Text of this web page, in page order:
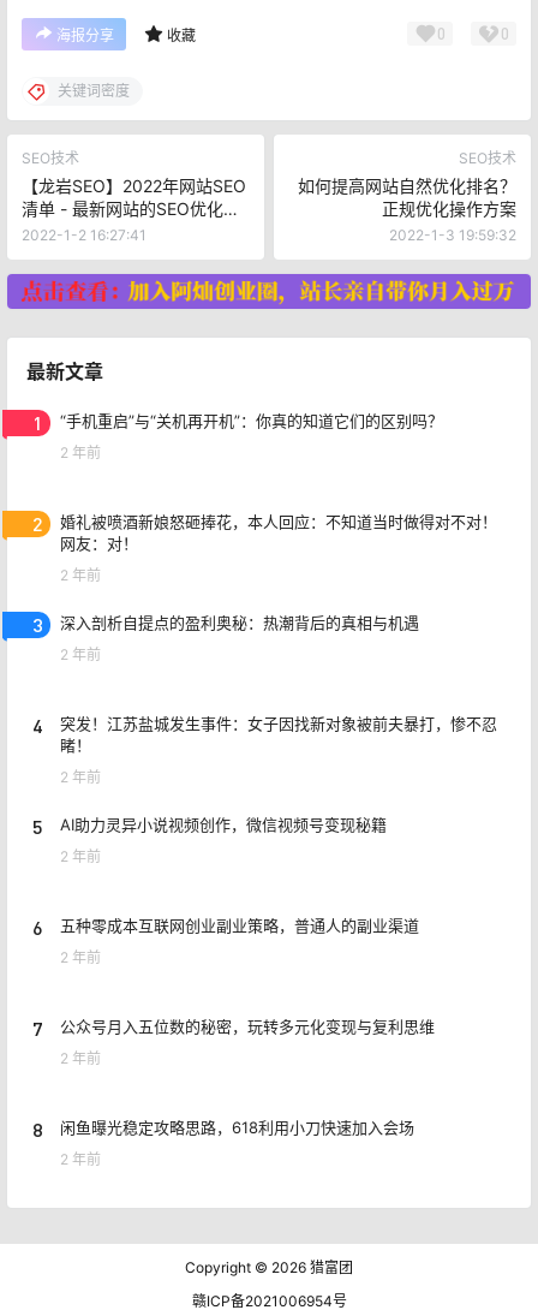
海报分享 收藏 0 0
关键词密度
SEO技术
【龙岩SEO】2022年网站SEO
清单 - 最新网站的SEO优化方
法
2022-1-2 16:27:41
SEO技术
如何提高网站自然优化排名？
正规优化操作方案
2022-1-3 19:59:32
最新文章
1 “手机重启”与“关机再开机”：你真的知道它们的区别吗？
2 年前
2
婚礼被喷酒新娘怒砸捧花，本人回应：不知道当时做得对不对！
网友：对！
2 年前
3 深入剖析自提点的盈利奥秘：热潮背后的真相与机遇
2 年前
4
突发！江苏盐城发生事件：女子因找新对象被前夫暴打，惨不忍
睹！
2 年前
5 AI助力灵异小说视频创作，微信视频号变现秘籍
2 年前
6 五种零成本互联网创业副业策略，普通人的副业渠道
2 年前
7 公众号月入五位数的秘密，玩转多元化变现与复利思维
2 年前
8 闲鱼曝光稳定攻略思路，618利用小刀快速加入会场
2 年前
Copyright © 2026 猎富团
赣ICP备2021006954号